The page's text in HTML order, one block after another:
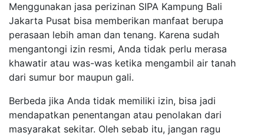
Menggunakan jasa perizinan SIPA Kampung Bali
Jakarta Pusat bisa memberikan manfaat berupa
perasaan lebih aman dan tenang. Karena sudah
mengantongi izin resmi, Anda tidak perlu merasa
khawatir atau was-was ketika mengambil air tanah
dari sumur bor maupun gali.
Berbeda jika Anda tidak memiliki izin, bisa jadi
mendapatkan penentangan atau penolakan dari
masyarakat sekitar. Oleh sebab itu, jangan ragu